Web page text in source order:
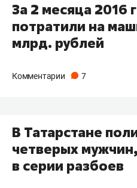
За 2 месяца 2016
потратили на
млрд. рублей
Комментарии 7
В Татарстане
четверых
в серии разбоев